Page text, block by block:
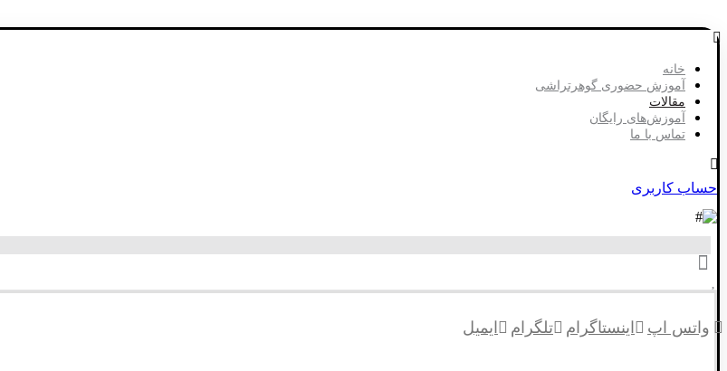
خانه
آموزش حضوری گوهرتراشی
مقالات
آموزش‌های رایگان
تماس با ما
حساب کاربری
واتس اپ اینستاگرام تلگرام ایمیل